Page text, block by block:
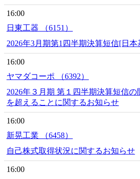
16:00
日東工器 （6151）
2026年3月期第1四半期決算短信[日
16:00
ヤマダコーポ （6392）
2026年３月期 第１四半期決算短信の
を超えることに関するお知らせ
16:00
新晃工業 （6458）
自己株式取得状況に関するお知らせ
16:00